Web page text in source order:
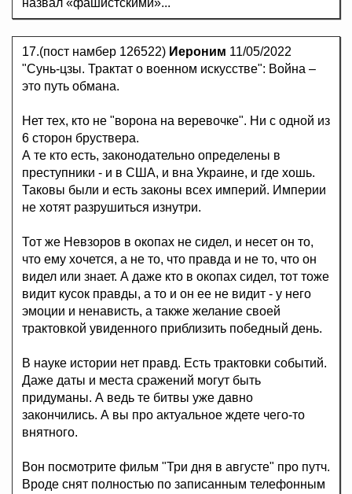
назвал «фашистскими»...
17.(пост намбер 126522) Иероним 11/05/2022
"Сунь-цзы. Трактат о военном искусстве": Война –
это путь обмана.
Нет тех, кто не "ворона на веревочке". Ни с одной из
6 сторон бруствера.
А те кто есть, законодательно определены в
преступники - и в США, и вна Украине, и где хошь.
Таковы были и есть законы всех империй. Империи
не хотят разрушиться изнутри.
Тот же Невзоров в окопах не сидел, и несет он то,
что ему хочется, а не то, что правда и не то, что он
видел или знает. А даже кто в окопах сидел, тот тоже
видит кусок правды, а то и он ее не видит - у него
эмоции и ненависть, а также желание своей
трактовкой увиденного приблизить победный день.
В науке истории нет правд. Есть трактовки событий.
Даже даты и места сражений могут быть
придуманы. А ведь те битвы уже давно
закончились. А вы про актуальное ждете чего-то
внятного.
Вон посмотрите фильм "Три дня в августе" про путч.
Вроде снят полностью по записанным телефонным